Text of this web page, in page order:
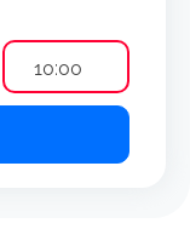
10:00